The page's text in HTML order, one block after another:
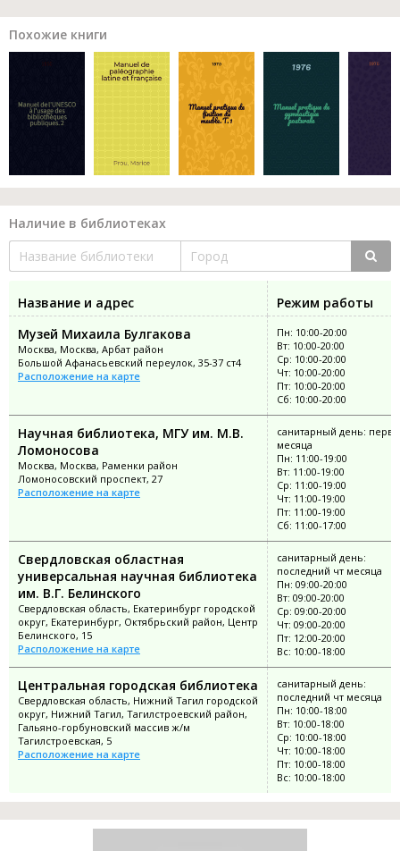
Похожие книги
Наличие в библиотеках
Название и адрес
Режим работы
Музей Михаила Булгакова
Москва, Москва, Арбат район
Большой Афанасьевский переулок, 35-37 ст4
Расположение на карте
Пн: 10:00-20:00
Вт: 10:00-20:00
Ср: 10:00-20:00
Чт: 10:00-20:00
Пт: 10:00-20:00
Сб: 10:00-20:00
Научная библиотека, МГУ им. М.В.
Ломоносова
Москва, Москва, Раменки район
Ломоносовский проспект, 27
Расположение на карте
санитарный день:
месяца
Пн: 11:00-19:00
Вт: 11:00-19:00
Ср: 11:00-19:00
Чт: 11:00-19:00
Пт: 11:00-19:00
Сб: 11:00-17:00
Свердловская областная
универсальная научная библиотека
им. В.Г. Белинского
Свердловская область, Екатеринбург городской
округ, Екатеринбург, Октябрьский район, Центр
Белинского, 15
Расположение на карте
санитарный день:
последний чт месяца
Пн: 09:00-20:00
Вт: 09:00-20:00
Ср: 09:00-20:00
Чт: 09:00-20:00
Пт: 12:00-20:00
Вс: 10:00-18:00
Центральная городская библиотека
Свердловская область, Нижний Тагил городской
округ, Нижний Тагил, Тагилстроевский район,
Гальяно-горбуновский массив ж/м
Тагилстроевская, 5
Расположение на карте
санитарный день:
последний чт месяца
Пн: 10:00-18:00
Вт: 10:00-18:00
Ср: 10:00-18:00
Чт: 10:00-18:00
Пт: 10:00-18:00
Вс: 10:00-18:00